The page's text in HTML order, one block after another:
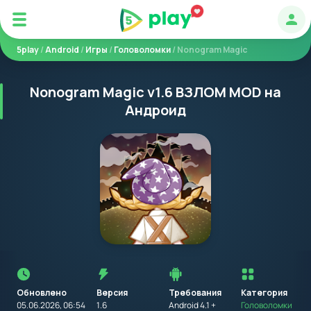
5play/Android /Игры /Головоломки/ Nonogram Magic
Nonogram Magic v1.6 ВЗЛОМ MOD на
Андроид
Обновлено
05.06.2026, 06:54
Версия
1.6
Требования
Android 4.1 +
установкой
приложения
на
устройство
Категория
Головоломки